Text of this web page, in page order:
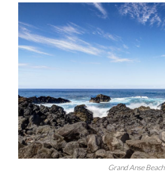
Grand Anse Beach